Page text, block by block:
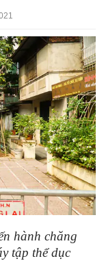
hành chăng
tập thể dục